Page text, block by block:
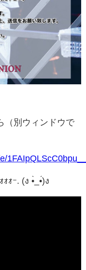
（別ウィンドウで
ｫｰ. (ง •̀_•́)ง